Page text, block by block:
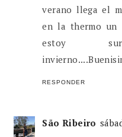
verano llega el
en la thermo un
estoy
RESPONDER
São Ribeiro